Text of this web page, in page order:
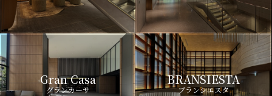
Gran Casa
グランカーサ
BRANSIESTA
ブランシエスタ